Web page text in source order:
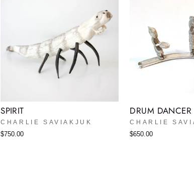
SPIRIT
CHARLIE SAVIAKJUK
$750.00
DRUM DANCER
CHARLIE
$650.00